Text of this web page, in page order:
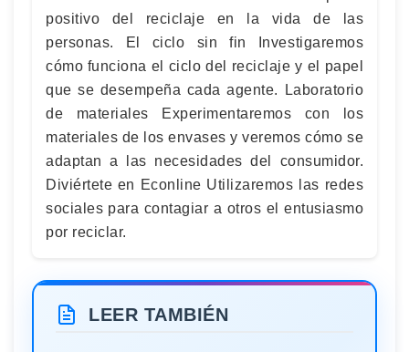
positivo del reciclaje en la vida de las
personas. El ciclo sin fin Investigaremos
cómo funciona el ciclo del reciclaje y el papel
que se desempeña cada agente. Laboratorio
de materiales Experimentaremos con los
materiales de los envases y veremos cómo se
adaptan a las necesidades del consumidor.
Diviértete en Econline Utilizaremos las redes
sociales para contagiar a otros el entusiasmo
por reciclar.
LEER TAMBIÉN